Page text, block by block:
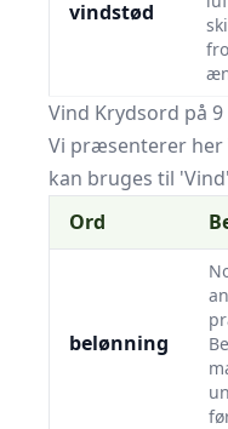
vindstød
Vind Krydsord på
Vi præsenterer her
kan bruges til
Ord
belønning